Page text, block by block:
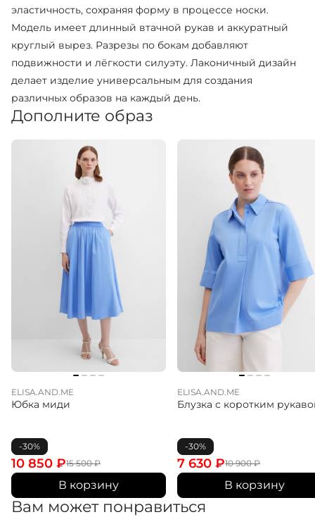
эластичность, сохраняя форму в процессе носки.
Модель имеет длинный втачной рукав и аккуратный
круглый вырез. Разрезы по бокам добавляют
подвижности и лёгкости силуэту. Лаконичный дизайн
делает изделие универсальным для создания
различных образов на каждый день.
Дополните образ
ELISA.AND.ME
Юбка миди
-30%
15 500₽
10 850 ₽
В корзину
ELISA.AND.ME
Блузка с коротким
-30%
10 900₽
7 630 ₽
В корзину
Вам может понравиться